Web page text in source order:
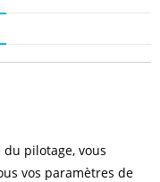
pilotage, vous
vos paramètres de